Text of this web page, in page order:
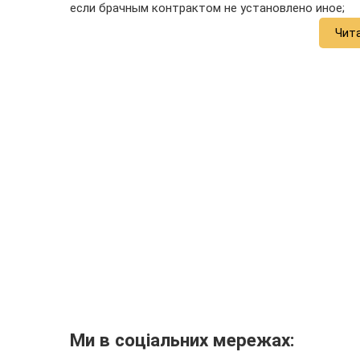
если брачным контрактом не установлено иное;
Ми в соціальних мережах: